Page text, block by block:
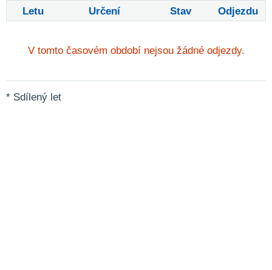
Letu Určení Stav Odjezdu
V tomto časovém období nejsou žádné odjezdy.
* Sdílený let